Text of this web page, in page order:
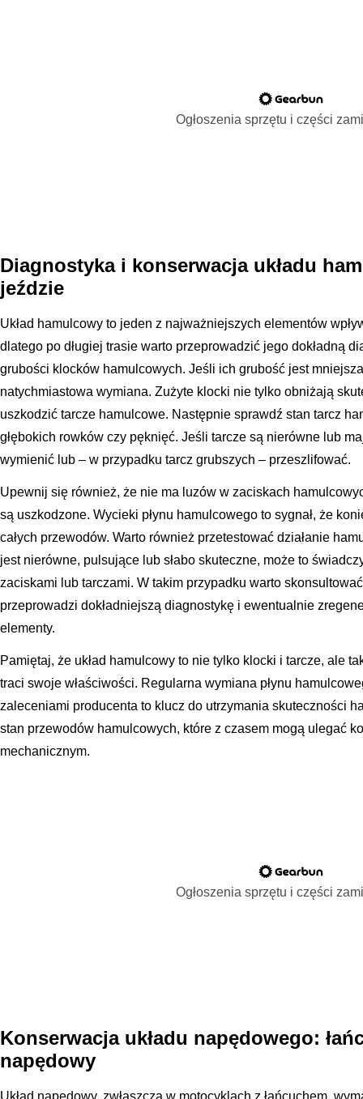
Ogłoszenia sprzętu i części
Diagnostyka i konserwacja układu
jeździe
Układ hamulcowy to jeden z najważniejszych elementów
dlatego po długiej trasie warto przeprowadzić jego dokładną
grubości klocków hamulcowych. Jeśli ich grubość jest
natychmiastowa wymiana. Zużyte klocki nie tylko obniżają
uszkodzić tarcze hamulcowe. Następnie sprawdź stan tarcz
głębokich rowków czy pęknięć. Jeśli tarcze są nierówne lub
wymienić lub – w przypadku tarcz grubszych – przeszlifować.
Upewnij się również, że nie ma luzów w zaciskach
są uszkodzone. Wycieki płynu hamulcowego to sygnał, że
całych przewodów. Warto również przetestować działanie
jest nierówne, pulsujące lub słabo skuteczne, może to
zaciskami lub tarczami. W takim przypadku warto
przeprowadzi dokładniejszą diagnostykę i ewentualnie
elementy.
Pamiętaj, że układ hamulcowy to nie tylko klocki i tarcze, ale
traci swoje właściwości. Regularna wymiana płynu
zaleceniami producenta to klucz do utrzymania skuteczności
stan przewodów hamulcowych, które z czasem mogą ulegać
mechanicznym.
Ogłoszenia sprzętu i części
Konserwacja układu napędowego:
napędowy
Układ napędowy, zwłaszcza w motocyklach z łańcuchem,